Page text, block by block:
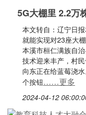
5G大棚里 2.2万
本文转自：辽宁日
就能实现对23座大
本溪市桓仁满族自
技术迎来丰产，村
向东正在给蓝莓浇
个按钮……更多
2024-04-12